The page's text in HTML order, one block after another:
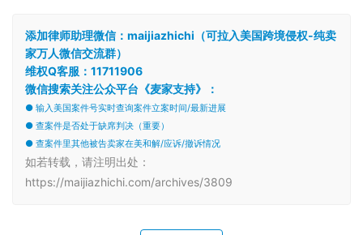
添加律师助理微信：maijiazhichi（可拉入美国跨境侵权-纯卖
家万人微信交流群）
维权Q客服：11711906
微信搜索关注公众平台《麦家支持》：
● 输入美国案件号实时查询案件立案时间/最新进展
● 查案件是否处于缺席判决（重要）
● 查案件里其他被告卖家在美和解/应诉/撤诉情况
如若转载，请注明出处：
https://maijiazhichi.com/archives/3809